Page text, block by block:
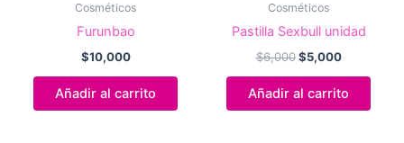
Cosméticos
Furunbao
$10,000
Añadir al carrito
Cosméticos
Pastilla Sexbull unidad
$6,000 El
original
era:
$5,000El
es:
Añadir al carrito